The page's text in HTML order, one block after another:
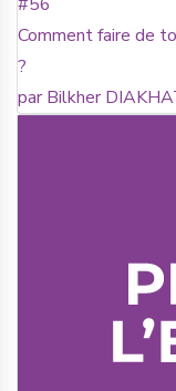
Comment faire de
?
par Bilkher